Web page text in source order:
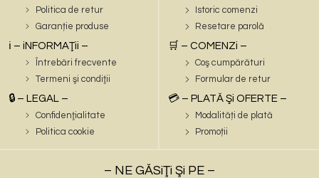
Politica de retur
Garanție produse
ℹ️ – iNFORMAŢii –
Întrebări frecvente
Termeni şi condiţii
🔒 – LEGAL –
Confidenţialitate
Politica cookie
Istoric comenzi
Resetare parolă
🛒 – COMENZi –
Coş cumpărături
Formular de retur
💳 – PLATĂ Şi OFERTE –
Modalități de plată
Promoții
– NE GĂSiŢi Şi PE –